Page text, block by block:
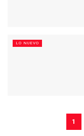
LO NUEVO
1